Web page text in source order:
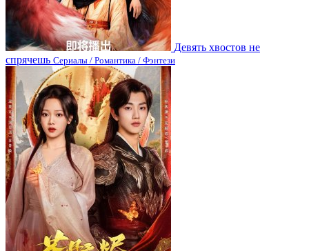
Девять хвостов не
спрячешь Сериалы / Романтика / Фэнтези